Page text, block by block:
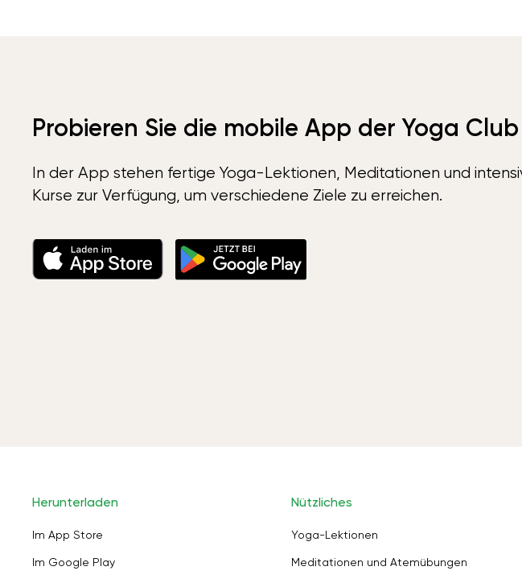
Probieren Sie die mobile App der Yoga Club
In der App stehen fertige Yoga-Lektionen, Meditationen und
Kurse zur Verfügung, um verschiedene Ziele zu erreichen.
Herunterladen
Im App Store
Im Google Play
Nützliches
Yoga-Lektionen
Meditationen und Atemübungen